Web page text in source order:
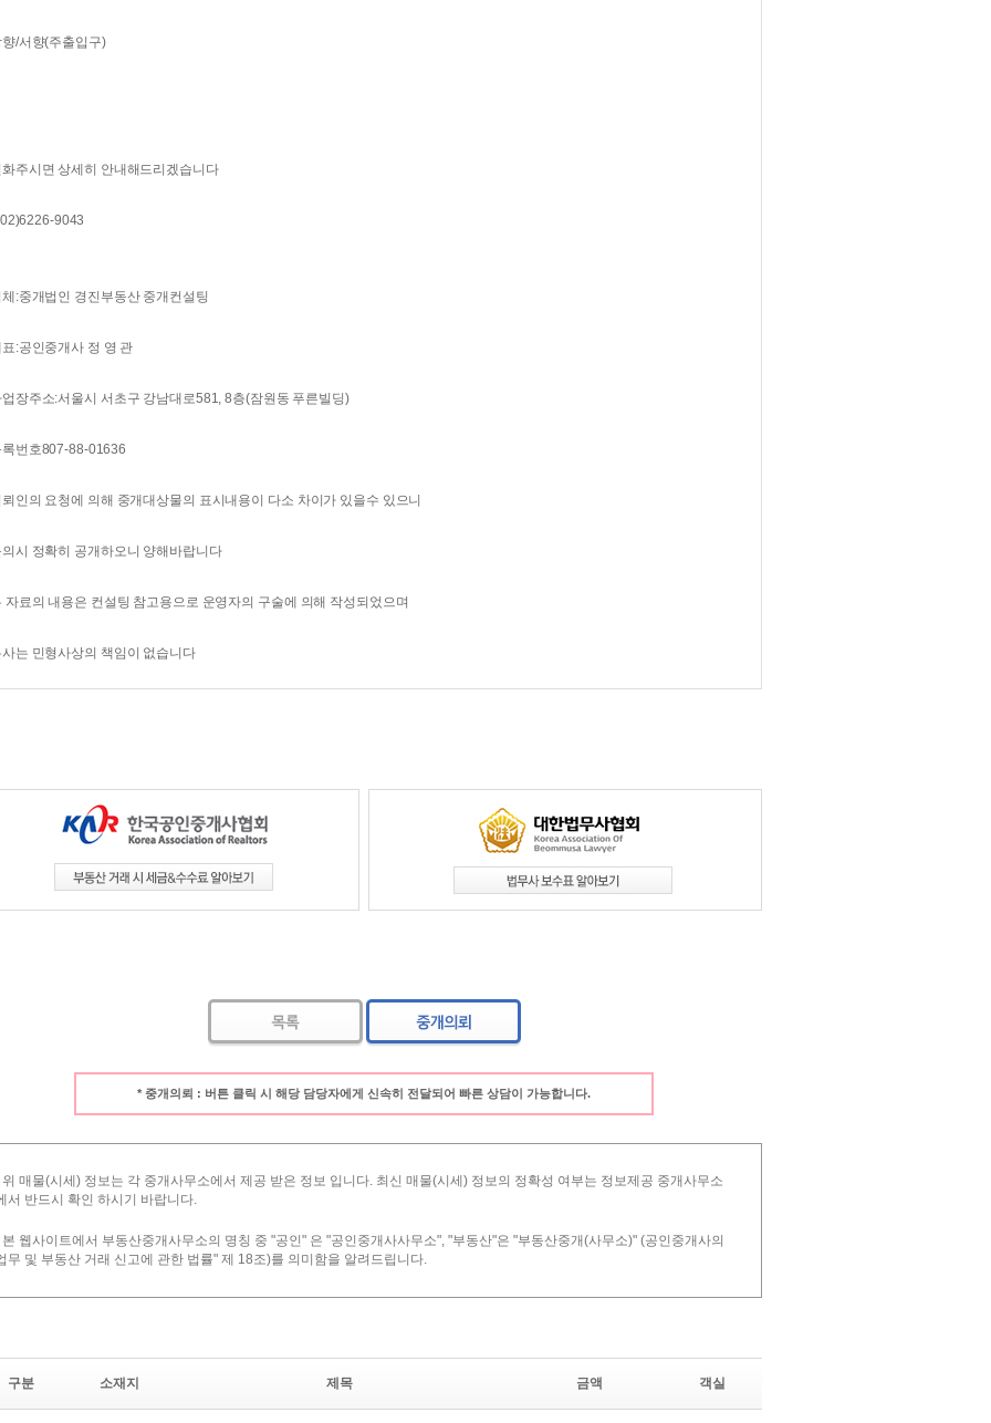
/서향(주출입구)
주시면 상세히 안내해드리겠습니다
9043
:중개법인 경진부동산 중개컨설팅
:공인중개사 정 영 관
장주소:서울시 서초구 강남대로581, 8층(잠원동 푸른빌딩)
번호807-88-01636
인의 요청에 의해 중개대상물의 표시내용이 다소 차이가 있을수 있으니
시 정확히 공개하오니 양해바랍니다
자료의 내용은 컨설팅 참고용으로 운영자의 구술에 의해 작성되었으며
는 민형사상의 책임이 없습니다
* 중개의뢰 : 버튼 클릭 시 해당 담당자에게 신속히 전달되어 빠른 상담이 가능합니다.
위 매물(시세) 정보는 각 중개사무소에서 제공 받은 정보 입니다. 최신 매물(시세) 정보의 정확성 여부는 정보제공 중개사무소
서 반드시 확인 하시기 바랍니다.
본 웹사이트에서 부동산중개사무소의 명칭 중 "공인" 은 "공인중개사사무소", "부동산"은 "부동산중개(사무소)" (공인중개사의
무 및 부동산 거래 신고에 관한 법률" 제 18조)를 의미함을 알려드립니다.
구분 소재지 제목 금액 객실